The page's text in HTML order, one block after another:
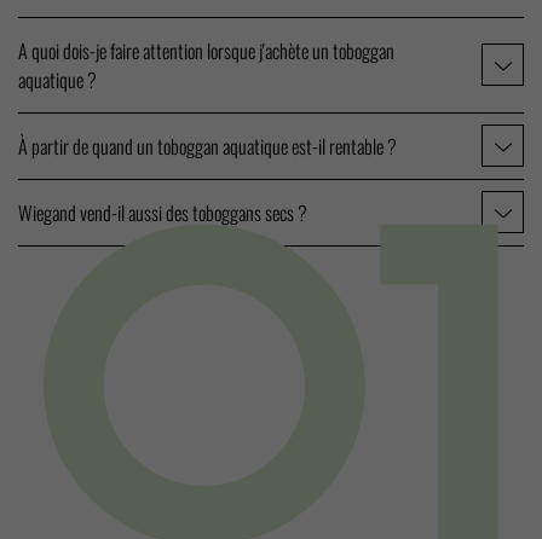
A quoi dois-je faire attention lorsque j'achète un toboggan
aquatique ?
À partir de quand un toboggan aquatique est-il rentable ?
Wiegand vend-il aussi des toboggans secs ?